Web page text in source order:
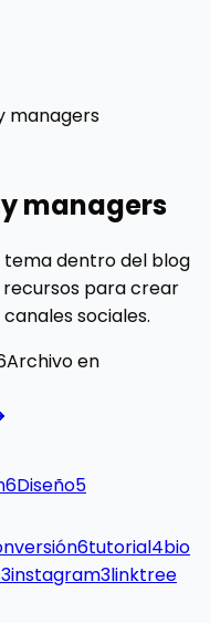
managers
managers
dentro del blog
para crear
sociales.
Archivo en
6Diseño5
6tutorial4bio
3instagram3linktree